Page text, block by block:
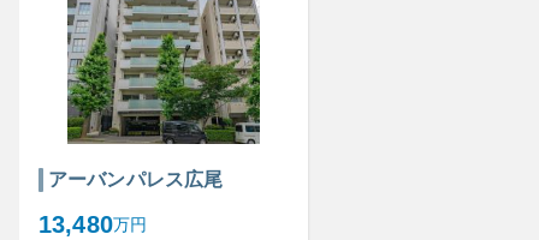
アーバンパレス広尾
13,480万円